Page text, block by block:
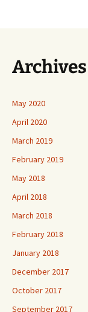
Archives
May 2020
April 2020
March 2019
February 2019
May 2018
April 2018
March 2018
February 2018
January 2018
December 2017
October 2017
September 2017